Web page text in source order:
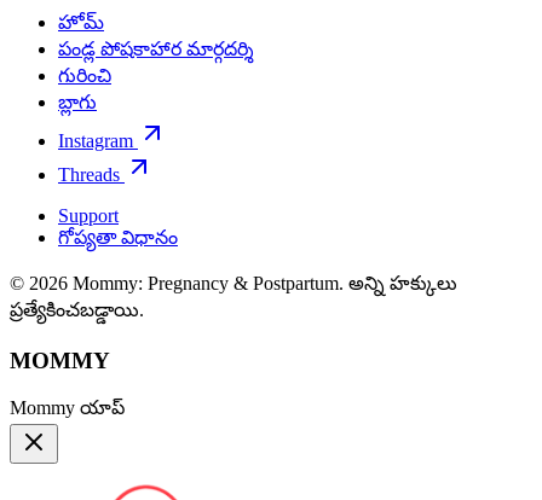
హోమ్
పండ్ల పోషకాహార మార్గదర్శి
గురించి
బ్లాగు
Instagram
Threads
Support
గోప్యతా విధానం
© 2026 Mommy: Pregnancy & Postpartum. అన్ని హక్కులు
ప్రత్యేకించబడ్డాయి.
MOMMY
Mommy యాప్